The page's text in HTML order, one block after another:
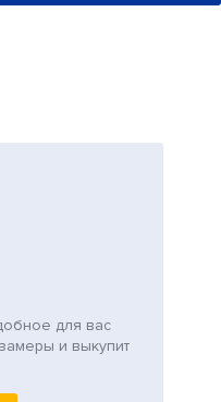
для вас
и выкупит